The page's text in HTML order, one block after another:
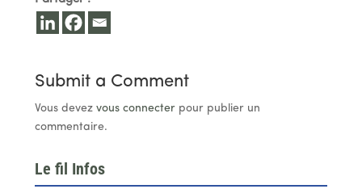
Submit a Comment
Vous devez vous connecterpour publier un
commentaire.
Le fil Infos